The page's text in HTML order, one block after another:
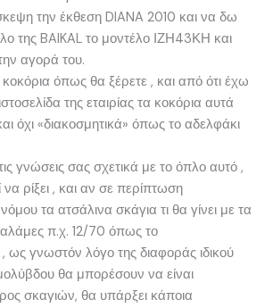
την έκθεση DIANA 2010 και να δω
της BAIKAL το μοντέλο ΙΖΗ43ΚΗ και
αγορά του.
όπως θα ξέρετε , και από ότι έχω
της εταιρίας τα κοκόρια αυτά
όχι «διακοσμητικά» όπως το αδελφάκι
γνώσεις σας σχετικά με το όπλο αυτό ,
να ρίξει , και αν σε περίπτωση
τα ατσάλινα σκάγια τι θα γίνει με τα
π.χ. 12/70 όπως το
γνωστόν λόγο της διαφοράς ιδικού
θα μπορέσουν να είναι
σκαγιών, θα υπάρξει κάποια